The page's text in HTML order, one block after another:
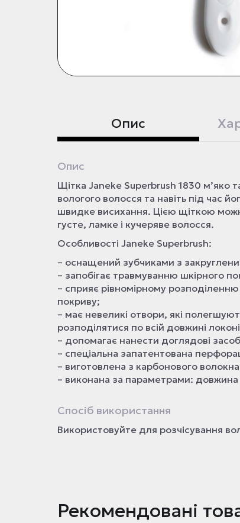
Опис
Опис
Щітка Janeke Superbrush 1830 м’яко
вологого волосся та навіть під час
швидке висихання. Цією щіткою
густе, ламке і кучеряве волосся.
Особливості Janeke Superbrush:
– оснащений зубчиками з
– запобігає травмуванню шкірного
– сприяє рівномірному
покриву;
– має невеликі отвори, які
розподілятися по всій довжині
– допомагає нанести доглядові
– спеціальна запатентована
– виготовлена з карбонового
– виконана за параметрами:
Спосіб використання
Використовуйте для розчісування
Рекомендовані